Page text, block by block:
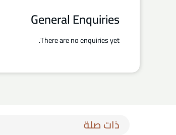
General Enquiries
There are no enquiries yet.
ذات صلة